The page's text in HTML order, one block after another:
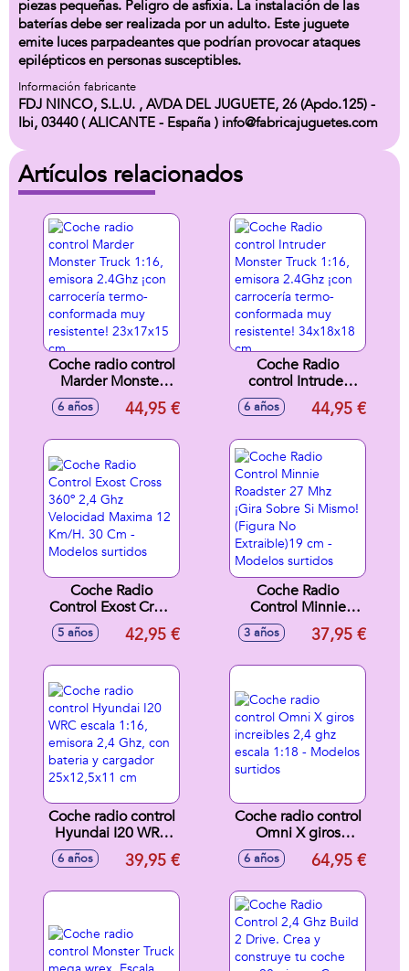
piezas pequeñas. Peligro de asfixia. La instalación de las
baterías debe ser realizada por un adulto. Este juguete
emite luces parpadeantes que podrían provocar ataques
epilépticos en personas susceptibles.
Información fabricante
FDJ NINCO, S.L.U. , AVDA DEL JUGUETE, 26 (Apdo.125) -
Ibi, 03440 ( ALICANTE - España ) info@fabricajuguetes.com
Artículos relacionados
Coche radio control
Marder Monster
Truck 1:16, emisora
2.4Ghz ¡con
resistente!
23x17x15 cm
6 años 44,95 €
Coche Radio
control Intruder
Monster Truck 1:16,
emisora 2.4Ghz
termo-conformada
muy resistente!
34x18x18 cm
6 años 44,95 €
Coche Radio
Control Exost Cross
360º 2,4 Ghz
Velocidad Maxima
5 años 42,95 €
Coche Radio
Control Minnie
Roadster 27 Mhz
¡Gira Sobre Si
Modelos surtidos
3 años 37,95 €
Coche radio control
Hyundai I20 WRC
escala 1:16,
emisora 2,4 Ghz,
6 años 39,95 €
Coche radio control
Omni X giros
increibles 2,4 ghz
escala 1:18 -
6 años 64,95 €